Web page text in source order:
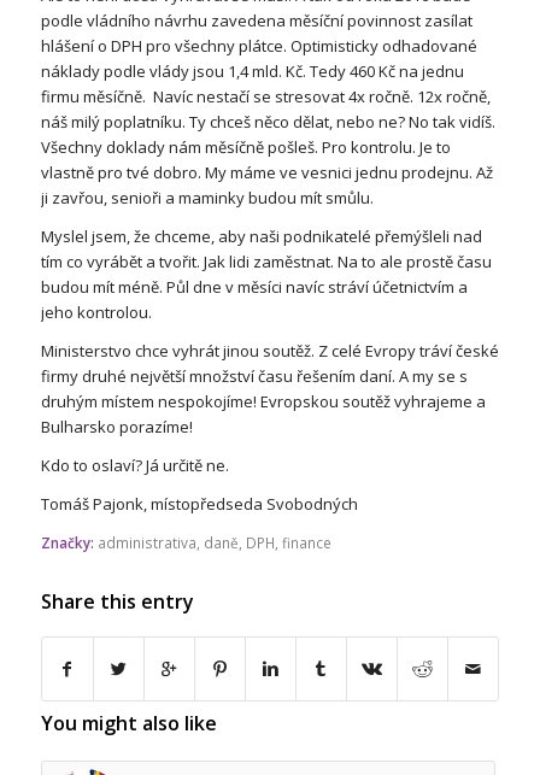
podle vládního návrhu zavedena měsíční povinnost zasílat
hlášení o DPH pro všechny plátce. Optimisticky odhadované
náklady podle vlády jsou 1,4 mld. Kč. Tedy 460 Kč na jednu
firmu měsíčně. Navíc nestačí se stresovat 4x ročně. 12x ročně,
náš milý poplatníku. Ty chceš něco dělat, nebo ne? No tak vidíš.
Všechny doklady nám měsíčně pošleš. Pro kontrolu. Je to
vlastně pro tvé dobro. My máme ve vesnici jednu prodejnu. Až
ji zavřou, senioři a maminky budou mít smůlu.
Myslel jsem, že chceme, aby naši podnikatelé přemýšleli nad
tím co vyrábět a tvořit. Jak lidi zaměstnat. Na to ale prostě času
budou mít méně. Půl dne v měsíci navíc stráví účetnictvím a
jeho kontrolou.
Ministerstvo chce vyhrát jinou soutěž. Z celé Evropy tráví české
firmy druhé největší množství času řešením daní. A my se s
druhým místem nespokojíme! Evropskou soutěž vyhrajeme a
Bulharsko porazíme!
Kdo to oslaví? Já určitě ne.
Tomáš Pajonk, místopředseda Svobodných
Značky: administrativa daně DPH finance
Share this entry
You might also like